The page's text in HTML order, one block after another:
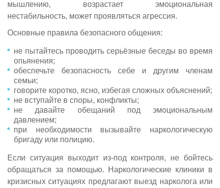
мышлению, возрастает эмоциональная
нестабильность, может проявляться агрессия.
Основные правила безопасного общения:
не пытайтесь проводить серьёзные беседы во время
опьянения;
обеспечьте безопасность себе и другим членам
семьи;
говорите коротко, ясно, избегая сложных объяснений;
не вступайте в споры, конфликты;
не давайте обещаний под эмоциональным
давлением;
при необходимости вызывайте наркологическую
бригаду или полицию.
Если ситуация выходит из-под контроля, не бойтесь
обращаться за помощью. Наркологические клиники в
кризисных ситуациях предлагают выезд нарколога или